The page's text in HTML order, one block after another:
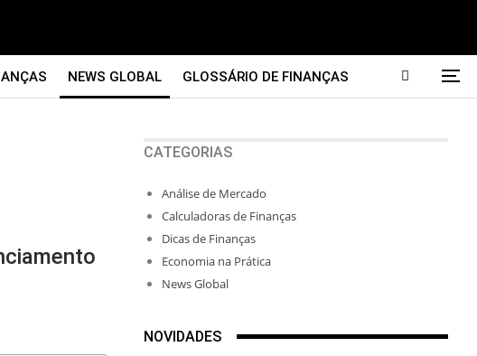
NEWS GLOBAL GLOSSÁRIO DE FINANÇAS
CATEGORIAS
Análise de Mercado
Calculadoras de Finanças
Dicas de Finanças
Economia na Prática
News Global
NOVIDADES